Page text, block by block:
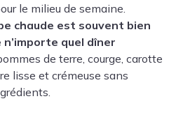
le milieu de semaine.
chaude est souvent bien
quel dîner
de terre, courge, carotte
lisse et crémeuse sans